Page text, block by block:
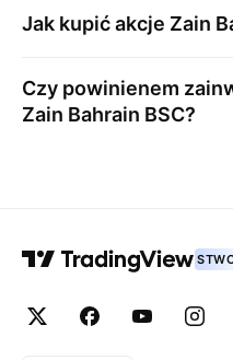
Jak kupić akcje Zain
Czy powinienem
Zain Bahrain BSC?